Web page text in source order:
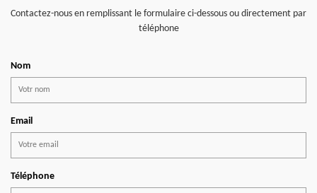
Contactez-nous en remplissant le formulaire ci-dessous ou directement par
téléphone
Nom
Email
Téléphone